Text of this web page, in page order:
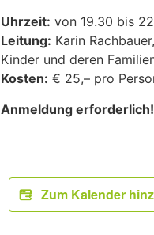
Uhrzeit: von 19.30 bis
Leitung: Karin
Kinder und deren
Kosten: € 25,– pro
Anmeldung erforderlich!
Zum Kalender